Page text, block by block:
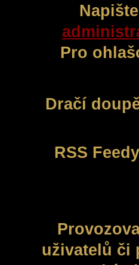
Pro
Dračí
RSS
uživatelů či